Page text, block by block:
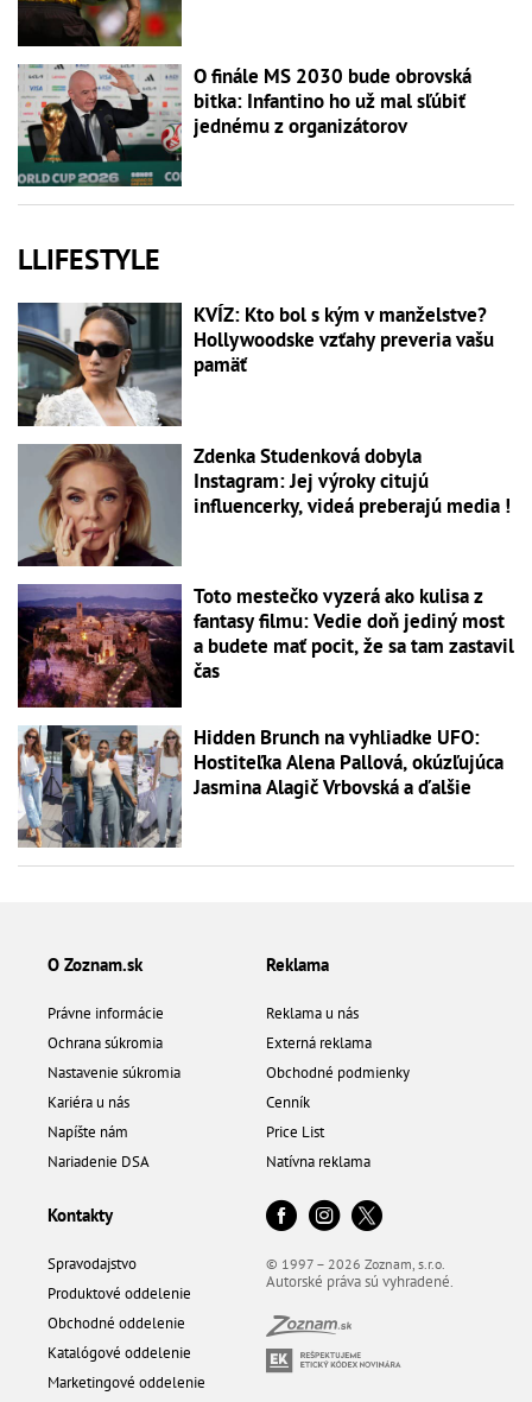
O finále MS 2030 bude obrovská
bitka: Infantino ho už mal sľúbiť
jednému z organizátorov
LLIFESTYLE
KVÍZ: Kto bol s kým v manželstve?
Hollywoodske vzťahy preveria vašu
pamäť
Zdenka Studenková dobyla
Instagram: Jej výroky citujú
influencerky, videá preberajú media !
Toto mestečko vyzerá ako kulisa z
fantasy filmu: Vedie doň jediný most
a budete mať pocit, že sa tam zastavil
čas
Hidden Brunch na vyhliadke UFO:
Hostiteľka Alena Pallová, okúzľujúca
Jasmina Alagič Vrbovská a ďalšie
O Zoznam.sk
Právne informácie
Ochrana súkromia
Nastavenie súkromia
Kariéra u nás
Napíšte nám
Nariadenie DSA
Reklama
Reklama u nás
Externá reklama
Obchodné podmienky
Cenník
Price List
Natívna reklama
Kontakty
Spravodajstvo
Produktové oddelenie
Obchodné oddelenie
Katalógové oddelenie
Marketingové oddelenie
© 1997 – 2026 Zoznam, s.r.o.
Autorské práva sú vyhradené.